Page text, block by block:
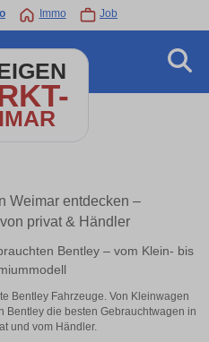
Immo Job
Weimar entdecken –
privat & Händler
Bentley – vom Klein- bis
Bentley Fahrzeuge. Von Kleinwagen
Bentley die besten Gebrauchtwagen in
und vom Händler.